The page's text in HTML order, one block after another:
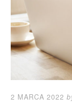
2 MARCA 2022